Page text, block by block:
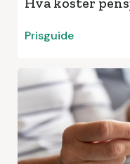
Prisguide